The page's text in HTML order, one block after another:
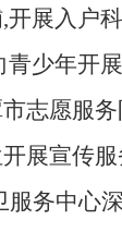
展入户
青少年开
志愿服
展宣传
服务中心